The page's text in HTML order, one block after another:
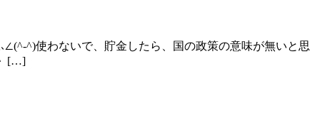
^)使わないで、貯金したら、国の政策の意味が無いと
[…]